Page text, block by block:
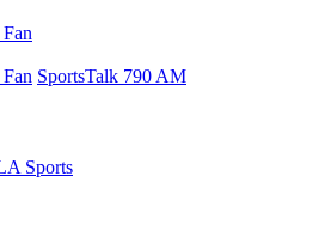
SportsTalk 790 AM
Sports